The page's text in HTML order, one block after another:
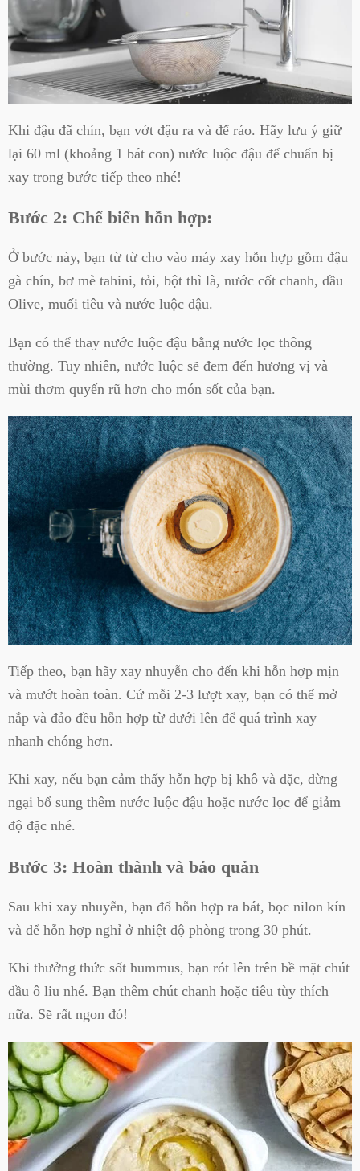
Khi đậu đã chín, bạn vớt đậu ra và để ráo. Hãy lưu ý giữ
lại 60 ml (khoảng 1 bát con) nước luộc đậu để chuẩn bị
xay trong bước tiếp theo nhé!
Bước 2: Chế biến hỗn hợp:
Ở bước này, bạn từ từ cho vào máy xay hỗn hợp gồm đậu
gà chín, bơ mè tahini, tỏi, bột thì là, nước cốt chanh, dầu
Olive, muối tiêu và nước luộc đậu.
Bạn có thể thay nước luộc đậu bằng nước lọc thông
thường. Tuy nhiên, nước luộc sẽ đem đến hương vị và
mùi thơm quyến rũ hơn cho món sốt của bạn.
Tiếp theo, bạn hãy xay nhuyễn cho đến khi hỗn hợp mịn
và mướt hoàn toàn. Cứ mỗi 2-3 lượt xay, bạn có thể mở
nắp và đảo đều hỗn hợp từ dưới lên để quá trình xay
nhanh chóng hơn.
Khi xay, nếu bạn cảm thấy hỗn hợp bị khô và đặc, đừng
ngại bổ sung thêm nước luộc đậu hoặc nước lọc để giảm
độ đặc nhé.
Bước 3: Hoàn thành và bảo quản
Sau khi xay nhuyễn, bạn đổ hỗn hợp ra bát, bọc nilon kín
và để hỗn hợp nghỉ ở nhiệt độ phòng trong 30 phút.
Khi thưởng thức sốt hummus, bạn rót lên trên bề mặt chút
dầu ô liu nhé. Bạn thêm chút chanh hoặc tiêu tùy thích
nữa. Sẽ rất ngon đó!